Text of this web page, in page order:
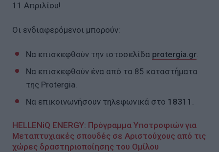
11 Απριλίου!
Οι ενδιαφερόμενοι μπορούν:
Να επισκεφθούν την ιστοσελίδα protergia.gr.
Να επισκεφθούν ένα από τα 85 καταστήματα
της Protergia.
Να επικοινωνήσουν τηλεφωνικά στο 18311 .
HELLENiQ ENERGY: Πρόγραμμα Υποτροφιών για
Μεταπτυχιακές σπουδές σε Αριστούχους από τις
χώρες δραστηριοποίησης του Ομίλου